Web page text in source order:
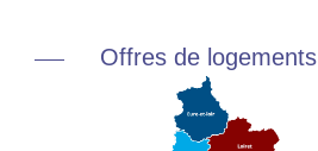
Offres de logements